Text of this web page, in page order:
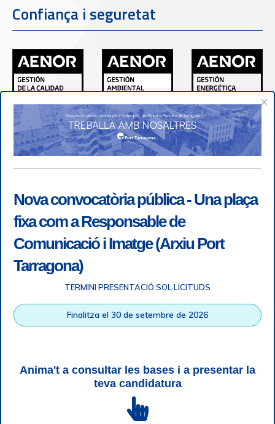
Confiança i seguretat
Accessibilitat |Nota legal | Info RGPD |Informació de
×
Nova convocatòria pública - Una plaça
fixa com a Responsable de
Comunicació i Imatge (Arxiu Port
Tarragona)
TERMINI PRESENTACIÓ SOL·LICITUDS
Finalitza el 30 de setembre de 2026
Anima't a consultar les bases i a presentar la
teva candidatura